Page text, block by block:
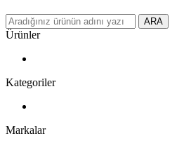
ARA
Ürünler
Kategoriler
Markalar